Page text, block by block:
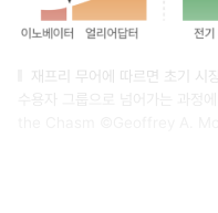
재프리 무어에 따르면 초기 시
수용자 그룹으로 넘어가는 과정